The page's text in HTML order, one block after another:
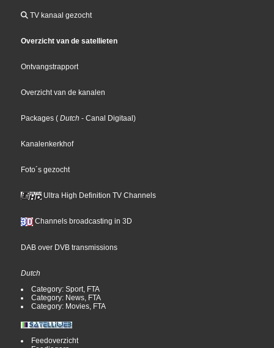
TV kanaal gezocht
Overzicht van de satellieten
Ontvangstrapport
Overzicht van de kanalen
Packages ( Dutch - Canal Digitaal)
Kanalenkerkhof
Foto´s gezocht
Ultra High Definition TV Channels
Channels broadcasting in 3D
DAB over DVB transmissions
Dutch
Category: Sport, FTA
Category: News, FTA
Category: Movies, FTA
Feedoverzicht